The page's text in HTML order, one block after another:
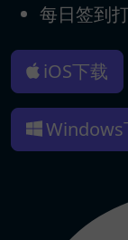
每日签到
iOS下载
Windows